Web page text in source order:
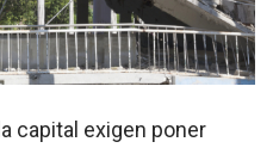
capital exigen poner